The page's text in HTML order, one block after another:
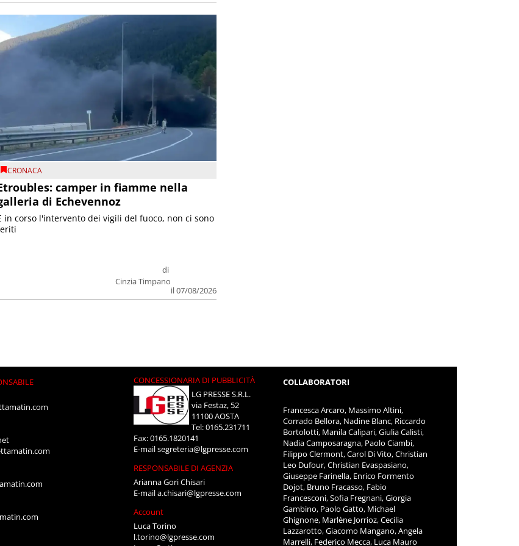
CRONACA
camper in fiamme nella
di Echevennoz
di
Cinzia Timpano
il 07/08/2026
in corso l'intervento dei vigili del fuoco, non ci sono
CONCESSIONARIA DI PUBBLICITÀ
LG PRESSE S.R.L.
via Festaz, 52
11100 AOSTA
Tel: 0165.231711
Fax: 0165.1820141
E-mailsegreteria@lgpresse.com
RESPONSABILE DI AGENZIA
Arianna Gori Chisari
E-maila.chisari@lgpresse.com
Account
Luca Torino
l.torino@lgpresse.com
COLLABORATORI
Francesca Arcaro, Massimo Altini,
Corrado Bellora, Nadine Blanc, Riccardo
Bortolotti, Manila Calipari, Giulia Calisti,
Nadia Camposaragna, Paolo Ciambi,
Filippo Clermont, Carol Di Vito, Christian
Leo Dufour, Christian Evaspasiano,
Giuseppe Farinella, Enrico Formento
Dojot, Bruno Fracasso, Fabio
Francesconi, Sofia Fregnani, Giorgia
Gambino, Paolo Gatto, Michael
Ghignone, Marlène Jorrioz, Cecilia
Lazzarotto, Giacomo Mangano, Angela
Marrelli, Federico Mecca, Luca Mauro